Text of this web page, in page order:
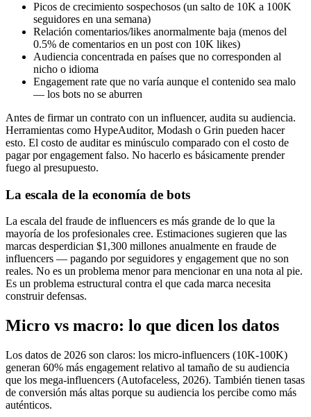
Picos de crecimiento sospechosos (un salto de 10K a 100K
seguidores en una semana)
Relación comentarios/likes anormalmente baja (menos del
0.5% de comentarios en un post con 10K likes)
Audiencia concentrada en países que no corresponden al
nicho o idioma
Engagement rate que no varía aunque el contenido sea malo
— los bots no se aburren
Antes de firmar un contrato con un influencer, audita su audiencia.
Herramientas como HypeAuditor, Modash o Grin pueden hacer
esto. El costo de auditar es minúsculo comparado con el costo de
pagar por engagement falso. No hacerlo es básicamente prender
fuego al presupuesto.
La escala de la economía de bots
La escala del fraude de influencers es más grande de lo que la
mayoría de los profesionales cree. Estimaciones sugieren que las
marcas desperdician $1,300 millones anualmente en fraude de
influencers — pagando por seguidores y engagement que no son
reales. No es un problema menor para mencionar en una nota al pie.
Es un problema estructural contra el que cada marca necesita
construir defensas.
Micro vs macro: lo que dicen los datos
Los datos de 2026 son claros: los micro-influencers (10K-100K)
generan 60% más engagement relativo al tamaño de su audiencia
que los mega-influencers (Autofaceless, 2026). También tienen tasas
de conversión más altas porque su audiencia los percibe como más
auténticos.